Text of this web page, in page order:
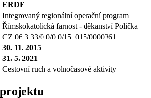
ERDF
Integrovaný regionální operační program
Římskokatolická farnost - děkanství Polička
CZ.06.3.33/0.0/0.0/15_015/0000361
30. 11. 2015
31. 5. 2021
Cestovní ruch a volnočasové aktivity